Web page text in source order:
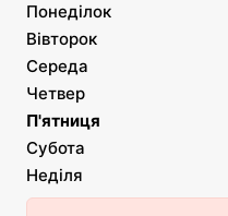
Понеділок
Вівторок
Середа
Четвер
П'ятниця
Субота
Неділя